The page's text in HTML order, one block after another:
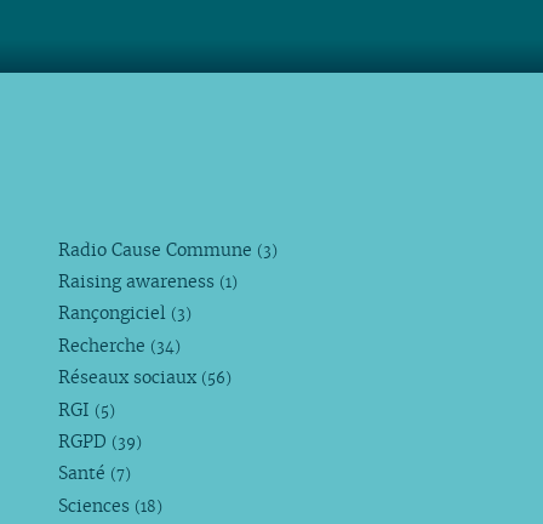
Radio Cause Commune (3)
Raising awareness (1)
Rançongiciel (3)
Recherche (34)
Réseaux sociaux (56)
RGI (5)
RGPD (39)
Santé (7)
Sciences (18)